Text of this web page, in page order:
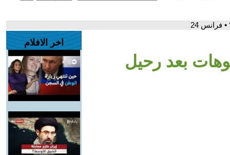
فرانس 24
بعد رحيل
اخر الافلام